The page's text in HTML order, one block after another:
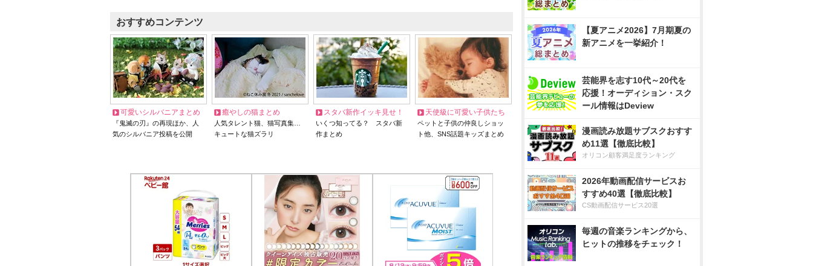
おすすめコンテンツ
可愛いシルバニアまとめ
『鬼滅の刃』の再現ほか、人
気のシルバニア投稿を公開
癒やしの猫まとめ
人気タレント猫、猫写真集…
キュートな猫ズラリ
スタバ新作イッキ見せ！
いくつ知ってる？ スタバ新
作まとめ
天使級に可愛い子供たち
ペットと子供の仲良しショッ
ト他、SNS話題キッズまとめ
【夏アニメ2026】7月期夏の
新アニメを一挙紹介！
芸能界を志す10代～20代を
応援！オーディション・スク
ール情報はDeview
漫画読み放題サブスクおすす
め11選【徹底比較】
オリコン顧客満足度ランキング
2026年動画配信サービスお
すすめ40選【徹底比較】
CS動画配信サービス20選
毎週の音楽ランキングから、
ヒットの推移をチェック！